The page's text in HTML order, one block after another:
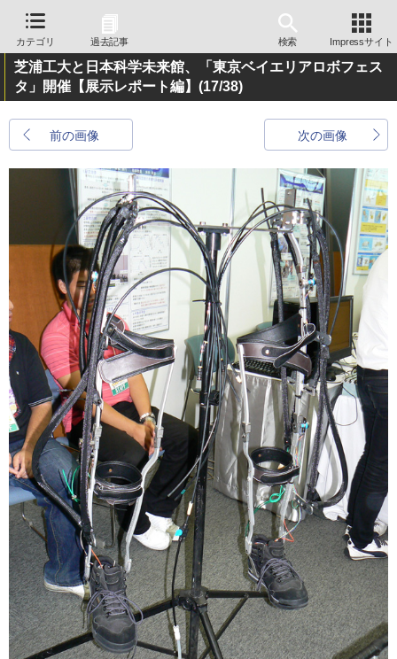
カテゴリ 過去記事 検索 Impressサイト
芝浦工大と日本科学未来館、「東京ベイエリアロボフェス
タ」開催【展示レポート編】 (17/38)
前の画像 次の画像